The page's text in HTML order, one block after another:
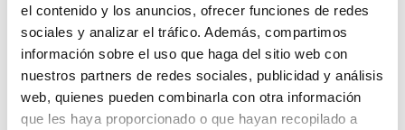
el contenido y los anuncios, ofrecer funciones de redes
sociales y analizar el tráfico. Además, compartimos
información sobre el uso que haga del sitio web con
nuestros partners de redes sociales, publicidad y análisis
web, quienes pueden combinarla con otra información
que les haya proporcionado o que hayan recopilado a
Esto se utiliza en
relación con el
equilibrio de carga
para optimizar la
experiencia del
usuario.